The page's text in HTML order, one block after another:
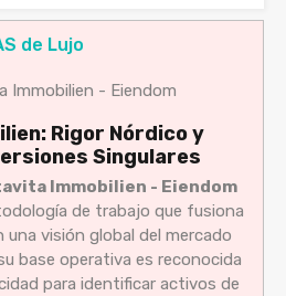
de Lujo
Rigor Nórdico y
Singulares
Immobilien - Eiendom
de trabajo que fusiona
visión global del mercado
base operativa es reconocida
para identificar activos de